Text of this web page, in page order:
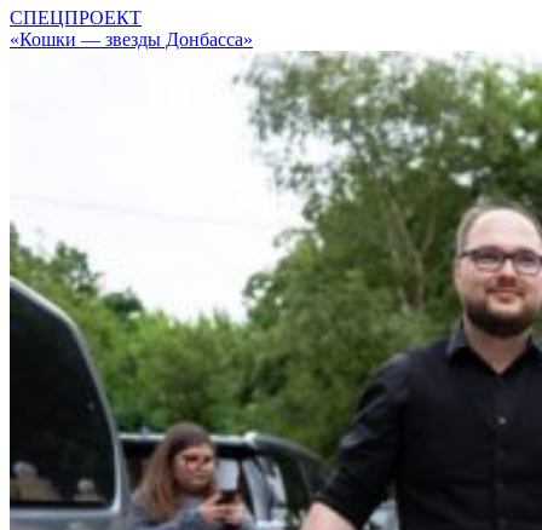
СПЕЦПРОЕКТ
«Кошки — звезды Донбасса»